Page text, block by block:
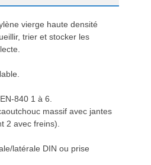
vierge haute densité
trier et stocker les
840 1 à 6.
massif avec jantes
2 avec freins).
latérale DIN ou prise